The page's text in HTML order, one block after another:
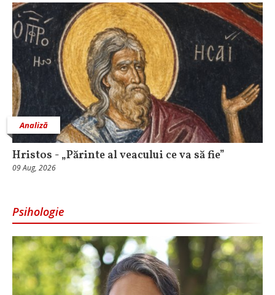
Analiză
Hristos - „Părinte al veacului ce va să fie”
09 Aug, 2026
Psihologie